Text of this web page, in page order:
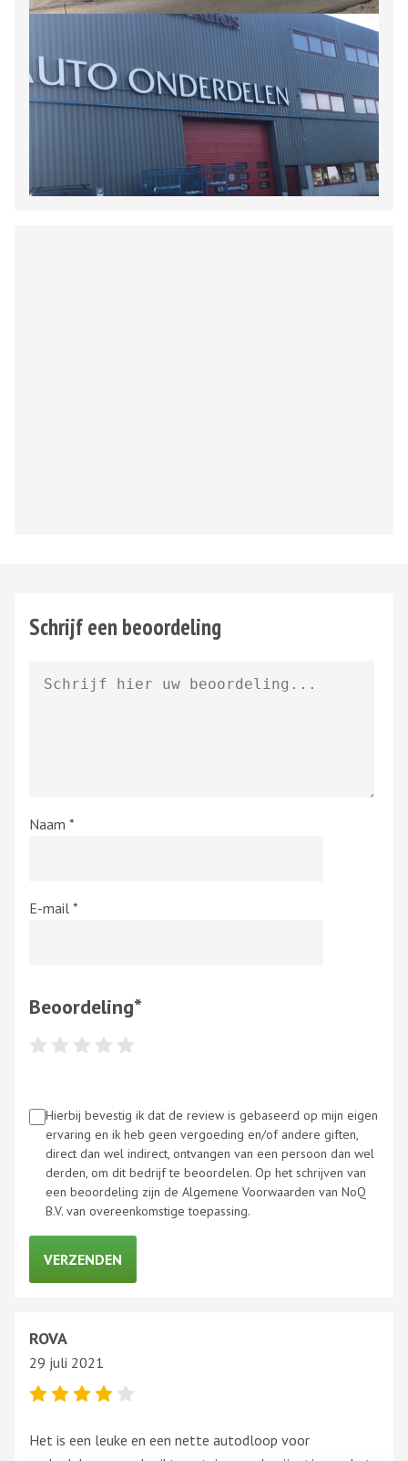
Schrijf een beoordeling
Naam *
E-mail *
Beoordeling*
Hierbij bevestig ik dat de review is gebaseerd op mijn eigen
ervaring en ik heb geen vergoeding en/of andere giften,
direct dan wel indirect, ontvangen van een persoon dan wel
derden, om dit bedrijf te beoordelen. Op het schrijven van
een beoordeling zijn de Algemene Voorwaarden van NoQ
B.V. van overeenkomstige toepassing.
ROVA
29 juli 2021
Het is een leuke en een nette autodloop voor